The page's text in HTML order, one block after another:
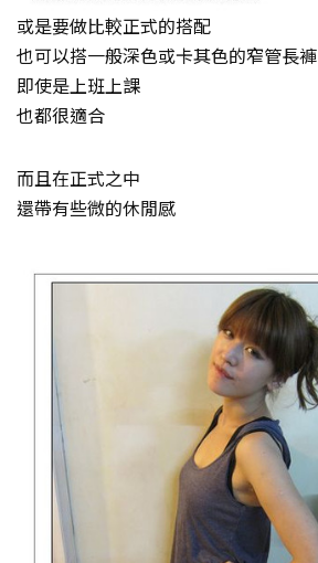
或是要做比較正式的搭配
也可以搭一般深色或卡其色的窄管長褲
即使是上班上課
也都很適合
而且在正式之中
還帶有些微的休閒感